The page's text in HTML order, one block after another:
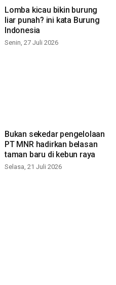
Lomba kicau bikin burung
liar punah? ini kata Burung
Indonesia
Senin, 27 Juli 2026
Bukan sekedar pengelolaan
PT MNR hadirkan belasan
taman baru di kebun raya
Selasa, 21 Juli 2026